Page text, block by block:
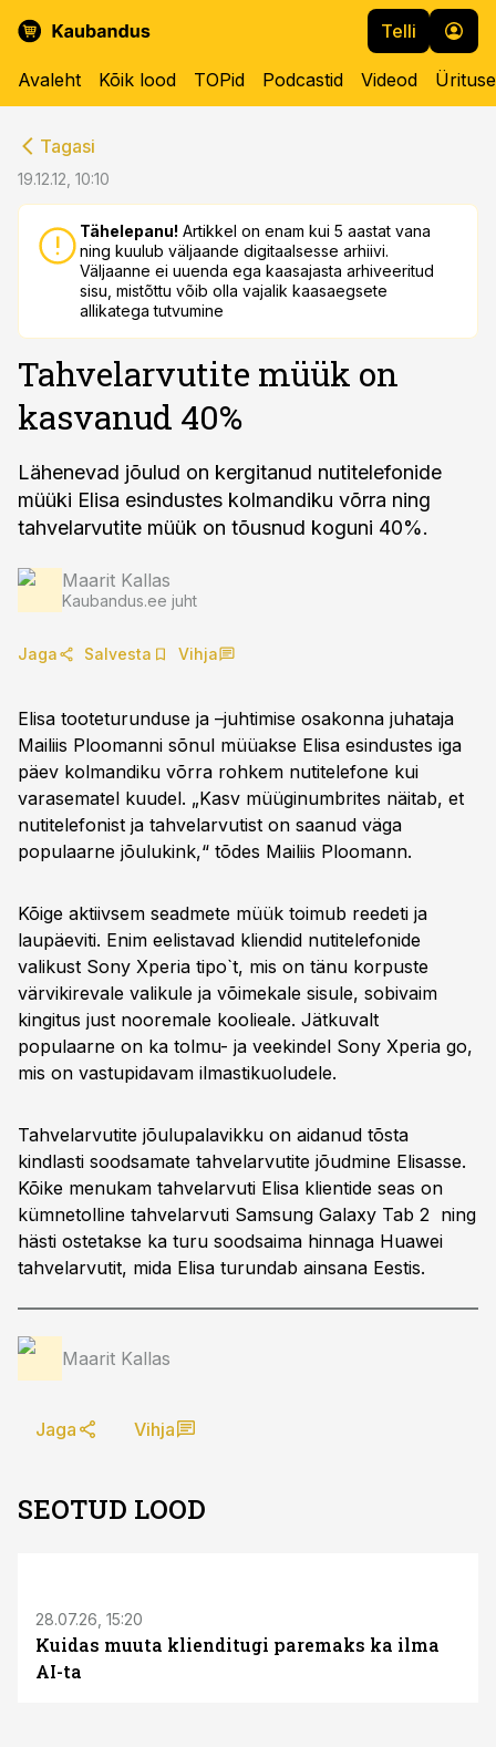
Telli
Avaleht Kõik lood TOPid Podcastid Videod
Tagasi
19.12.12, 10:10
Tähelepanu! Artikkel on enam kui 5 aastat vana
ning kuulub väljaande digitaalsesse arhiivi.
Väljaanne ei uuenda ega kaasajasta arhiveeritud
sisu, mistõttu võib olla vajalik kaasaegsete
allikatega tutvumine
Tahvelarvutite müük on
kasvanud 40%
Lähenevad jõulud on kergitanud nutitelefonide
müüki Elisa esindustes kolmandiku võrra ning
tahvelarvutite müük on tõusnud koguni 40%.
Maarit Kallas
Kaubandus.ee juht
Jaga Salvesta Vihja
Elisa tooteturunduse ja –juhtimise osakonna juhataja
Mailiis Ploomanni sõnul müüakse Elisa esindustes iga
päev kolmandiku võrra rohkem nutitelefone kui
varasematel kuudel. „Kasv müüginumbrites näitab, et
nutitelefonist ja tahvelarvutist on saanud väga
populaarne jõulukink,“ tõdes Mailiis Ploomann.
Kõige aktiivsem seadmete müük toimub reedeti ja
laupäeviti. Enim eelistavad kliendid nutitelefonide
valikust Sony Xperia tipo`t, mis on tänu korpuste
värvikirevale valikule ja võimekale sisule, sobivaim
kingitus just nooremale koolieale. Jätkuvalt
populaarne on ka tolmu- ja veekindel Sony Xperia go,
mis on vastupidavam ilmastikuoludele.
Tahvelarvutite jõulupalavikku on aidanud tõsta
kindlasti soodsamate tahvelarvutite jõudmine Elisasse.
Kõike menukam tahvelarvuti Elisa klientide seas on
kümnetolline tahvelarvuti Samsung Galaxy Tab 2 ning
hästi ostetakse ka turu soodsaima hinnaga Huawei
tahvelarvutit, mida Elisa turundab ainsana Eestis.
Maarit Kallas
Jaga Vihja
SEOTUD LOOD
28.07.26, 15:20
Kuidas muuta klienditugi paremaks ka ilma
AI-ta